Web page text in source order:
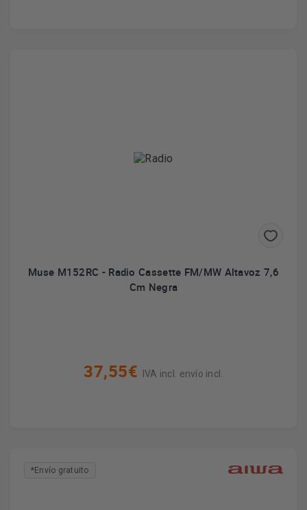
Muse M152RC - Radio Cassette FM/MW Altavoz 7,6
Cm Negra
37,55€ IVA incl. envío incl.
*Envío gratuito